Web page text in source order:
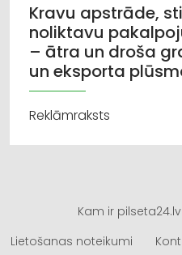
Kravu apstrāde,
noliktavu
– ātra un droša
un eksporta
Reklāmraksts
Kam ir pilseta24.lv
Lietošanas noteikumi